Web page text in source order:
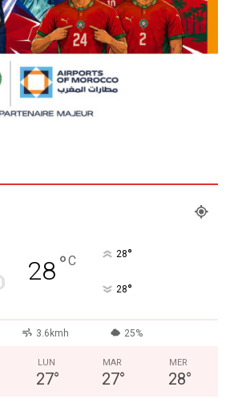
28°C 28°
28°
3.6kmh 25%
LUN
27°
MAR
27°
MER
28°